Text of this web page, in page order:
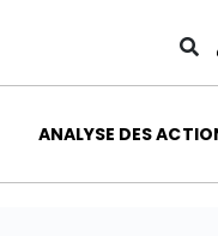
ANALYSE DES